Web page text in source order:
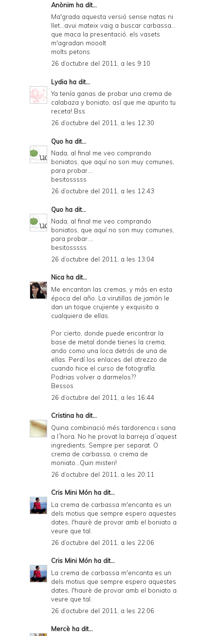
Anònim ha dit...
Ma'grada aquesta versió sense natas ni
llet...avui mateix vaig a buscar carbassa...
que maca la presentació, els vasets
m'agradan mooolt
molts petons
26 d’octubre del 2011, a les 9:10
Lydia ha dit...
Ya tenía ganas de probar una crema de
calabaza y boniato, así que me apunto tu
receta! Bss
26 d’octubre del 2011, a les 12:30
Quo ha dit...
Nada, al final me veo comprando
boniatos, que aquí no son muy comunes,
para probar....
besitosssss
26 d’octubre del 2011, a les 12:43
Quo ha dit...
Nada, al final me veo comprando
boniatos, que aquí no son muy comunes,
para probar....
besitosssss
26 d’octubre del 2011, a les 13:04
Nica ha dit...
Me encantan las cremas, y más en esta
época del año. La virutillas de jamón le
dan un toque crujiente y exquisito a
cualquiera de ellas.
Por cierto, donde puede encontrar la
base de metal donde tienes la crema,
ando como una loca detrás de una de
ellas. Perdí los enlaces del atrezzo de
cuando hice el curso de fotografía.
Podrias volver a darmelos??
Bessos
26 d’octubre del 2011, a les 16:44
Cristina ha dit...
Quina combinació més tardorenca i sana
a l´hora. No he provat la barreja d´aquest
ingredients. Sempre per separat. O
crema de carbassa, o crema de
moniato...Quin misteri!
26 d’octubre del 2011, a les 20:11
Cris Mini Món ha dit...
La crema de carbassa m'encanta es un
dels motius que sempre espero aquestes
dates, l'haurè de provar amb el boniato a
veure que tal.
26 d’octubre del 2011, a les 22:06
Cris Mini Món ha dit...
La crema de carbassa m'encanta es un
dels motius que sempre espero aquestes
dates, l'haurè de provar amb el boniato a
veure que tal.
26 d’octubre del 2011, a les 22:06
Mercè ha dit...